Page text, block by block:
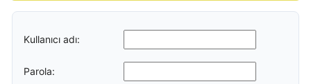
Kullanıcı adı:
Parola: